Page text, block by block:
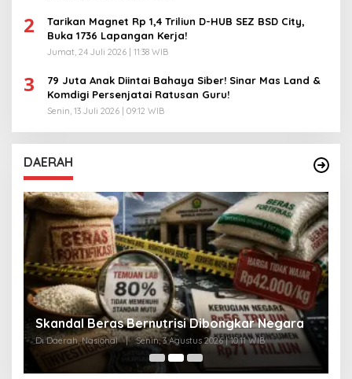
2
Tarikan Magnet Rp 1,4 Triliun D-HUB SEZ BSD City,
Buka 1736 Lapangan Kerja!
Jumat, 24 Juli 2026 | 11:38 WIB
3
79 Juta Anak Diintai Bahaya Siber! Sinar Mas Land &
Komdigi Persenjatai Ratusan Guru!
Senin, 13 Juli 2026 | 09:12 WIB
DAERAH
Skandal Beras Bernutrisi Dibongkar Negara
Di Daerah, Nasional | Senin, 3 Agustus 2026 | 10:11 WIB